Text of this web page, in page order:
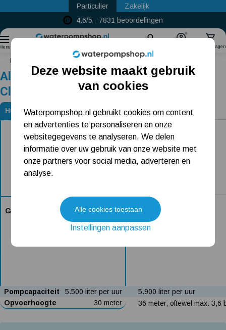
Particulier
Zakelijk
Vóór 22u besteld, morgen gratis
4.6/5 - 7831 beoordelingen
Winkelwagen
Populaire categorieën
Hydrofoorpomp
Dompelpomp
Pompput
Meest gelezen blogs
Tuin besproeien? Lees hier welke tuinpomp u nodig heeft
Installatie van een beregenings- / hydrofoorpomp
Alternatieven voor Gardena 5500/3
Classic
Alternatieven voor Gardena 5500/3 Classic
Huidig product
Gardena 5500/3 Classic
Dit product is niet bij ons verkrijgbaar
DAB Diver 6-700 M-A
Pompcapaciteit 5.500 liter per uur
5.900 liter per uur
Opvoerhoogte
30 meter 36 meter, oftewel max. 3,6
Deze website maakt gebruik
van cookies
Waterpompshop.nl gebruikt cookies om content
en advertenties te personaliseren en onze
websitegegevens te analyseren. We delen
informatie over uw gebruik van onze website met
onze partners voor social media, adverteren en
analyse.
Alle cookies toestaan
Instellingen aanpassen